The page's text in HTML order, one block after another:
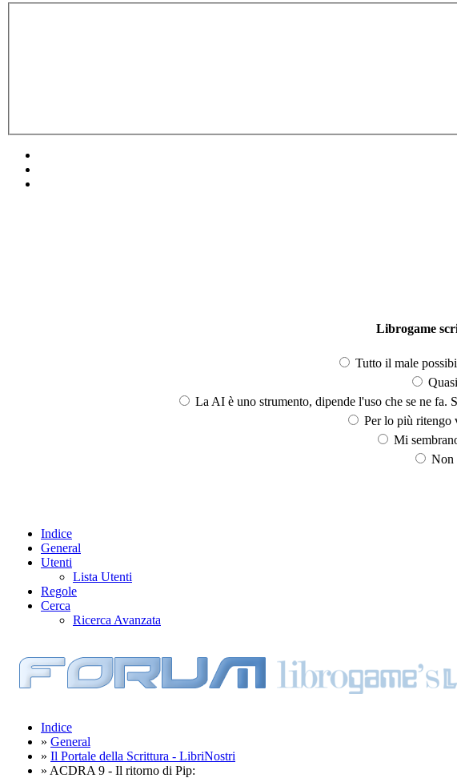
Librogame
Tutto il male
La AI è uno strumento, dipende l'uso che se ne fa.
Per lo più ritengo
Mi
Non
Indice
General
Utenti
Lista Utenti
Regole
Cerca
Ricerca Avanzata
Indice
» General
» Il Portale della Scrittura - LibriNostri
» ACDRA 9 - Il ritorno di Pip: